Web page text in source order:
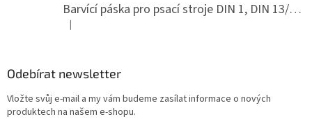
Barvící páska pro psací stroje DIN 1, DIN 13/10, LAND, PA červenočerná
Hodnocení produktu je 5 z 5 hvězdiček.
|
Odebírat newsletter
Vložte svůj e-mail a my vám budeme zasílat informace o nových
produktech na našem e-shopu.